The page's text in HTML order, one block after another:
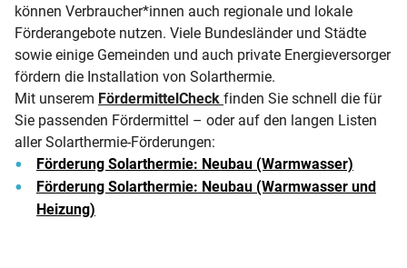
können Verbraucher*innen auch regionale und lokale
Förderangebote nutzen. Viele Bundesländer und Städte
sowie einige Gemeinden und auch private Energieversorger
fördern die Installation von Solarthermie.
Mit unserem FördermittelCheck finden Sie schnell die für
Sie passenden Fördermittel – oder auf den langen Listen
aller Solarthermie-Förderungen:
Förderung Solarthermie: Neubau (Warmwasser)
Förderung Solarthermie: Neubau (Warmwasser und
Heizung)